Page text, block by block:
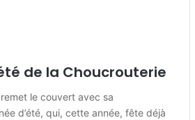
de la Choucrouterie
le couvert avec sa
d’été, qui, cette année, fête déjà